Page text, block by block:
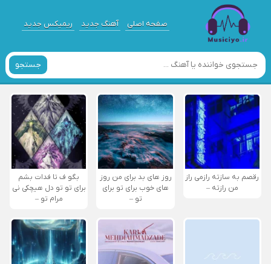
صفحه اصلی آهنگ جدید ریمیکس جدید
جستجو
رقصم به سازته رازمی راز
من رازته –
روز های بد برای من روز
های خوب برای تو برای
تو –
بگو ف تا فدات بشم
برای تو تو دل هیچکی نی
مرام تو –